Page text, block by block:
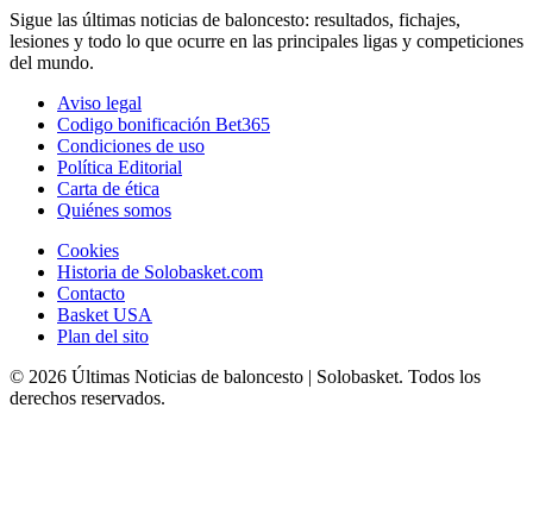
Sigue las últimas noticias de baloncesto: resultados, fichajes,
lesiones y todo lo que ocurre en las principales ligas y competiciones
del mundo.
Aviso legal
Codigo bonificación Bet365
Condiciones de uso
Política Editorial
Carta de ética
Quiénes somos
Cookies
Historia de Solobasket.com
Contacto
Basket USA
Plan del sito
© 2026 Últimas Noticias de baloncesto | Solobasket. Todos los
derechos reservados.